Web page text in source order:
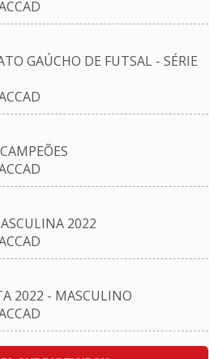
GAÚCHO DE FUTSAL - SÉRIE
2022
2022 - MASCULINO